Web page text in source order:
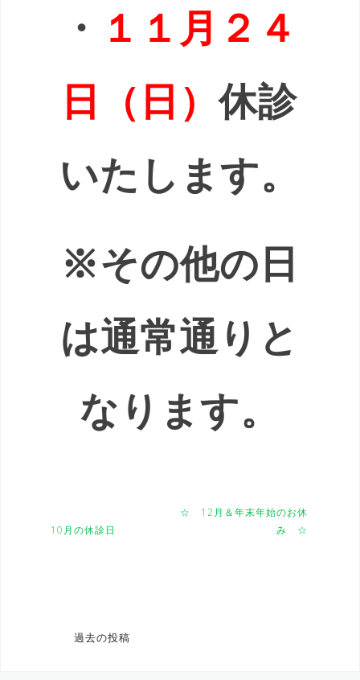
・ １１月２４
日（日）休診
いたします。
※その他の日
は通常通りと
なります。
10月の休診日
☆ 12月＆年末年始のお休
み ☆
過去の投稿